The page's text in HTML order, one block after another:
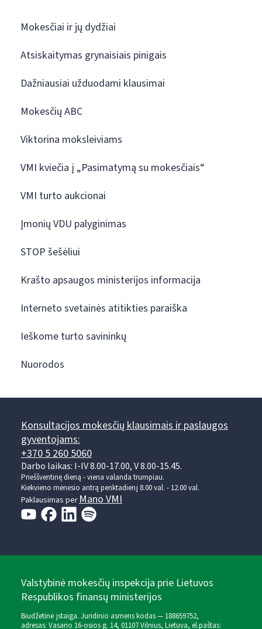
Mokesčiai ir jų dydžiai
Atsiskaitymas grynaisiais pinigais
Dažniausiai užduodami klausimai
Mokesčių ABC
Viktorina moksleiviams
VMI kviečia į „Pasimatymą su mokesčiais“
VMI turto aukcionai
Įmonių VDU palyginimas
STOP šešėliui
Krašto apsaugos ministerijos informacija
Interneto svetainės atitikties paraiška
Ieškome turto savininkų
Nuorodos
Konsultacijos mokesčių klausimais ir paslaugos
gyventojams:
+370 5 260 5060
Darbo laikas: I-IV 8.00-17.00, V 8.00-15.45.
Prieššventinę dieną - viena valanda trumpiau.
Kiekvieno mėnesio antrą penktadienį 8.00 val. - 12.00 val.
Paklausimas per Mano VMI
Valstybinė mokesčių inspekcija prie Lietuvos
Respublikos finansų ministerijos
Biudžetinė įstaiga. Juridinio asmens kodas — 188659752,
adresas: Vasario 16-osios g. 14, 01107 Vilnius, Lietuva, el.paštas: